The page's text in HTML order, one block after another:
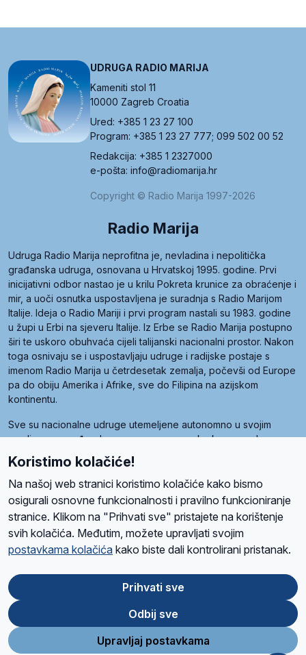
UDRUGA RADIO MARIJA
Kameniti stol 11
10000 Zagreb Croatia
Ured: +385 1 23 27 100
Program: +385 1 23 27 777; 099 502 00 52
Redakcija: +385 1 2327000
e-pošta: info@radiomarija.hr
Copyright © Radio Marija 1997-2026
Radio Marija
Udruga Radio Marija neprofitna je, nevladina i nepolitička
građanska udruga, osnovana u Hrvatskoj 1995. godine. Prvi
inicijativni odbor nastao je u krilu Pokreta krunice za obraćenje i
mir, a uoči osnutka uspostavljena je suradnja s Radio Marijom
Italije. Ideja o Radio Mariji i prvi program nastali su 1983. godine
u župi u Erbi na sjeveru Italije. Iz Erbe se Radio Marija postupno
širi te uskoro obuhvaća cijeli talijanski nacionalni prostor. Nakon
toga osnivaju se i uspostavljaju udruge i radijske postaje s
imenom Radio Marija u četrdesetak zemalja, počevši od Europe
pa do obiju Amerika i Afrike, sve do Filipina na azijskom
kontinentu.
Sve su nacionalne udruge utemeljene autonomno u svojim
zemljama, a međusobna su povezane preko krovne udruge
pod nazivom Svjetska obitelj Radio Marije (World Family of
Radio Maria). Svjetsku obitelj utemeljilo je sedam članica, među
kojima je i hrvatska Udruga Radio Marija.
O namaRadio ProgramVolonteriPrijateljiKontaktPravila privatnosti
Ova stranica je zaštićena Google reCAPTCHA sustavom
Store
Google
Play
Koristimo kolačiće!
Na našoj web stranici koristimo kolačiće kako bismo
osigurali osnovne funkcionalnosti i pravilno funkcioniranje
stranice. Klikom na "Prihvati sve" pristajete na korištenje
svih kolačića. Međutim, možete upravljati svojim
postavkama kolačića kako biste dali kontrolirani pristanak.
Prihvati sve
Odbij sve
Upravljaj postavkama